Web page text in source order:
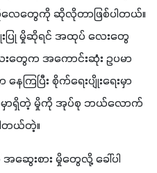
မှိုလေတွေကို ဆိုလိုတာဖြစ်ပါတယ်။
ပြု မှိုဆိုရင် အထုပ် လေးတွေ
းတွေက အကောင်းဆုံး ဥပမာ
ကြပြီး စိုက်ရေးပျိုးရေးမှာ
ထဲမှာရှိတဲ့ မှိုကို အုပ်စု ဘယ်လောက်
တယ်တဲ့။
ေးစား မှိုတွေလို့ ခေါ်ပါ